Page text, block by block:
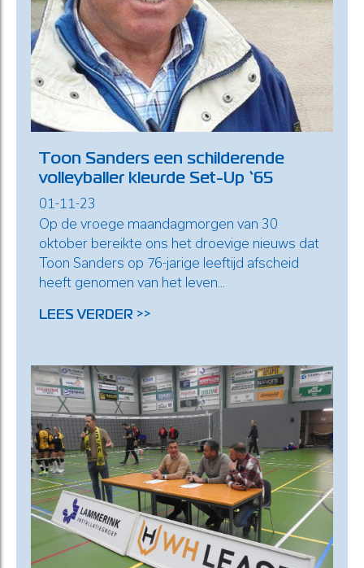
Toon Sanders een schilderende
volleyballer kleurde Set-Up ‘65
01-11-23
Op de vroege maandagmorgen van 30
oktober bereikte ons het droevige nieuws dat
Toon Sanders op 76-jarige leeftijd afscheid
heeft genomen van het leven...
LEES VERDER >>